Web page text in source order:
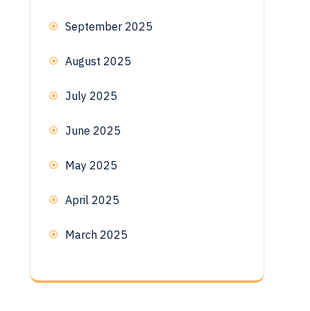
September 2025
August 2025
July 2025
June 2025
May 2025
April 2025
March 2025